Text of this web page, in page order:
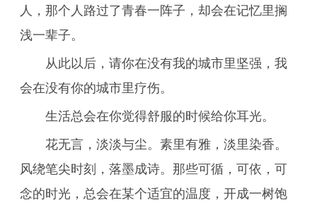
人，那个人路过了青春一阵子，却会在记忆里搁
浅一辈子。
从此以后，请你在没有我的城市里坚强，我
会在没有你的城市里疗伤。
生活总会在你觉得舒服的时候给你耳光。
花无言，淡淡与尘。素里有雅，淡里染香。
风绕笔尖时刻，落墨成诗。那些可循，可依，可
念的时光，总会在某个适宜的温度，开成一树饱